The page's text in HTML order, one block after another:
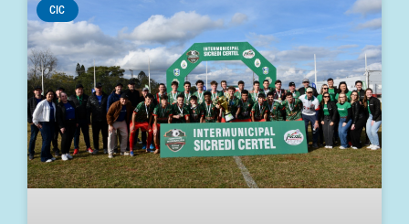
CIC